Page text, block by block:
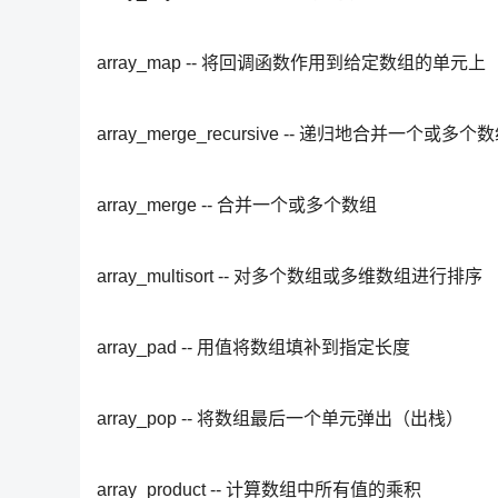
array_map -- 将回调函数作用到给定数组的单元上
array_merge_recursive -- 递归地合并一个或多个数
array_merge -- 合并一个或多个数组
array_multisort -- 对多个数组或多维数组进行排序
array_pad -- 用值将数组填补到指定长度
array_pop -- 将数组最后一个单元弹出（出栈）
array_product -- 计算数组中所有值的乘积